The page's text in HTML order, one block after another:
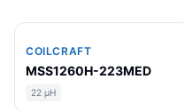
COILCRAFT
MSS1260H-223MED
22 µH